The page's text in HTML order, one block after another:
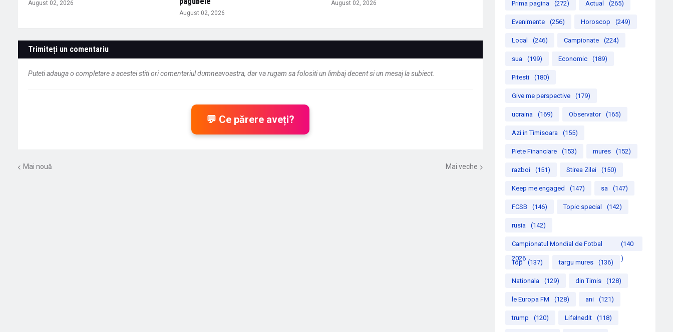
August 02, 2026
August 02, 2026
August 02, 2026
Trimiteți un comentariu
Puteti adauga o completare a acestei stiti ori comentariul dumneavoastra, dar va rugam sa folositi un limbaj decent si un mesaj la subiect.
💬 Ce părere aveți?
Mai nouă Mai veche
Prima pagina (272) Actual (265)
Evenimente (256) Horoscop (249)
Local (246) Campionate (224)
sua (199) Economic (189)
Pitesti (180)
Give me perspective (179)
ucraina (169) Observator (165)
Azi in Timisoara (155)
Piete Financiare (153) mures (152)
razboi (151) Stirea Zilei (150)
Keep me engaged (147) sa (147)
FCSB (146) Topic special (142)
rusia (142)
Campionatul Mondial de Fotbal
2026
(140
)
Top (137) targu mures (136)
Nationala (129) din Timis (128)
le Europa FM (128) ani (121)
trump (120) LifeInedit (118)